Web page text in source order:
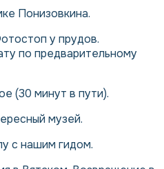
Понизовкина.
у прудов.
по предварительному
(30 минут в пути).
музей.
с нашим гидом.